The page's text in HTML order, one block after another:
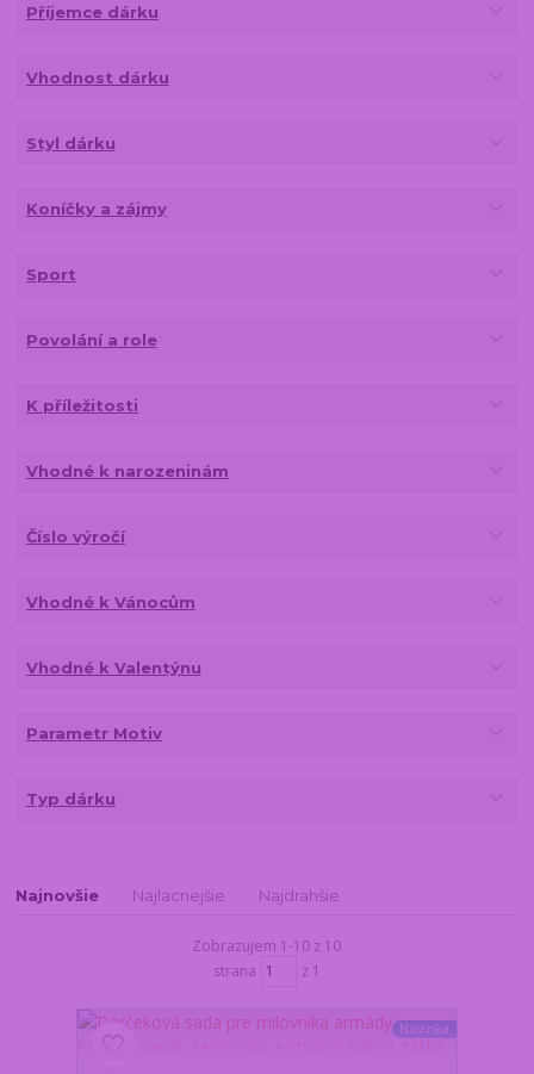
Příjemce dárku
Vhodnost dárku
Styl dárku
Koníčky a zájmy
Sport
Povolání a role
K příležitosti
Vhodné k narozeninám
Číslo výročí
Vhodné k Vánocům
Vhodné k Valentýnu
Parametr Motiv
Typ dárku
Najnovšie Najlacnejšie Najdrahšie
Zobrazujem 1-10 z 10
strana
z 1
Novinka